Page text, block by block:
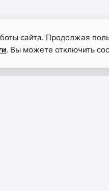
сайта. Продолжая
. Вы можете отключить